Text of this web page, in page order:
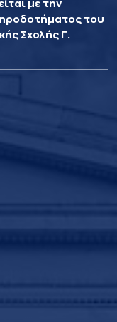
με την
του
Σχολής Γ.